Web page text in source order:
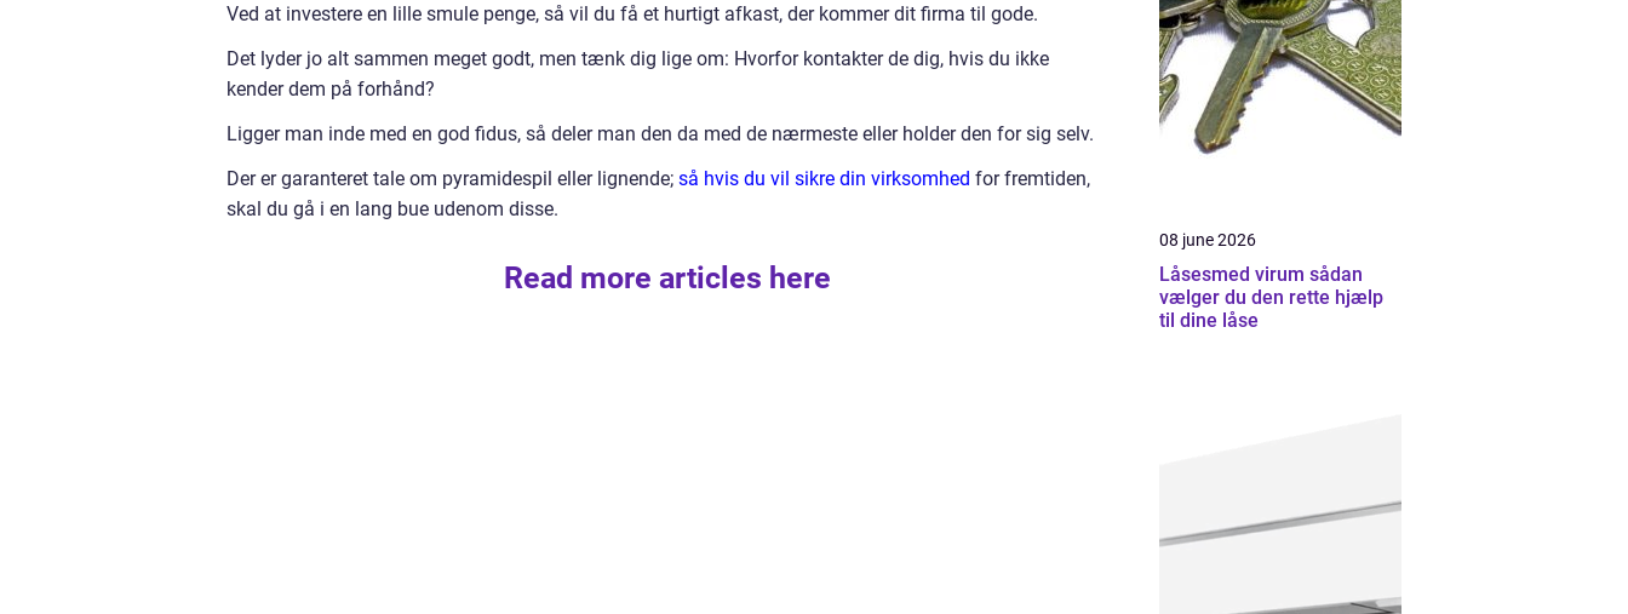
Ved at investere en lille smule penge, så vil du få et hurtigt afkast, der kommer dit firma til gode.
Det lyder jo alt sammen meget godt, men tænk dig lige om: Hvorfor kontakter de dig, hvis du ikke
kender dem på forhånd?
Ligger man inde med en god fidus, så deler man den da med de nærmeste eller holder den for sig selv.
Der er garanteret tale om pyramidespil eller lignende; så hvis du vil sikre din virksomhed for fremtiden,
skal du gå i en lang bue udenom disse.
Read more articles here
08 june 2026
Låsesmed virum sådan
vælger du den rette hjælp
til dine låse